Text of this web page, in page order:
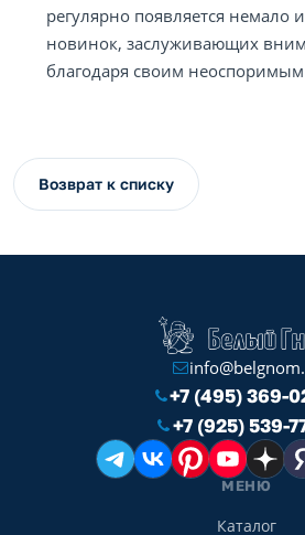
регулярно появляется немало
новинок, заслуживающих
благодаря своим
Возврат к списку
+7 (495) 369-
+7 (925) 539-
МЕНЮ
Каталог